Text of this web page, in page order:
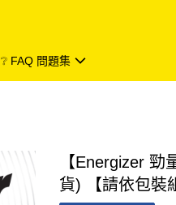
❔ FAQ 問題集
【Energizer 勁
貨) 【請依包裝